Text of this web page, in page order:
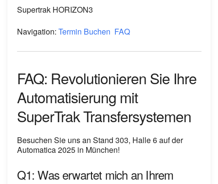
Supertrak HORIZON3
Navigation: Termin Buchen FAQ
FAQ: Revolutionieren Sie Ihre
Automatisierung mit
SuperTrak Transfersystemen
Besuchen Sie uns an Stand 303, Halle 6 auf der
Automatica 2025 in München!
Q1: Was erwartet mich an Ihrem